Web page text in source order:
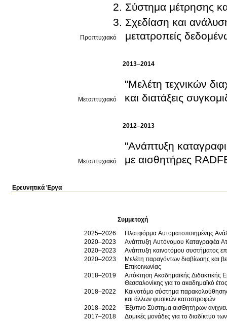
Προπτυχιακό
Σύστημα μέτρησης
Σχεδίαση και
μετατροπείς
2013–2014
Μεταπτυχιακό
"Μελέτη τεχνικών
και διατάξεις
2012–2013
Μεταπτυχιακό
"Ανάπτυξη
με αισθητήρες
Ερευνητικά Έργα
Συμμετοχή
2025–2026
Πλατφόρμα Αυτοματοποιημένης
2020–2023
Ανάπτυξη Αυτόνομου Καταγραφέα
2020–2023
Ανάπτυξη καινοτόμου συστήματος
2020–2023
Μελέτη παραγόντων διαβίωσης και
Επικοινωνίας
2018–2019
Απόκτηση Ακαδημαϊκής Διδακτικής
Θεσσαλονίκης για το ακαδημαϊκό
2018–2022
Καινοτόμο σύστημα παρακολούθησης
και άλλων φυσικών καταστροφών
2018–2022
Έξυπνο Σύστημα αισΘητήρων
2017–2018
Δομικές μονάδες για το διαδίκτυο